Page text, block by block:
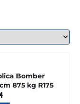
Bomber
875 kg R175